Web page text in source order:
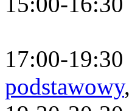
17:00-
podstawowy,